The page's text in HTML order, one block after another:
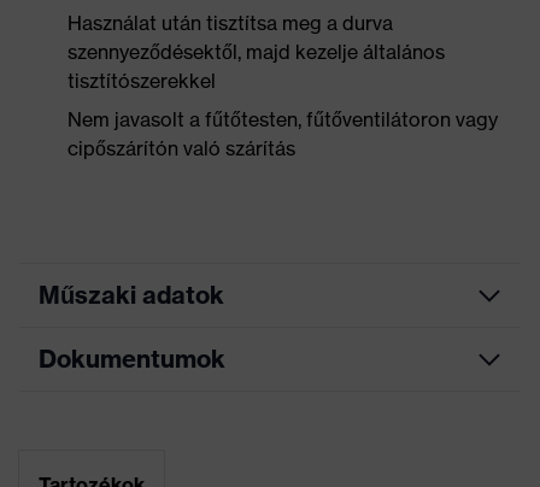
Használat után tisztítsa meg a durva
szennyeződésektől, majd kezelje általános
tisztítószerekkel
Nem javasolt a fűtőtesten, fűtőventilátoron vagy
cipőszárítón való szárítás
Műszaki adatok
Keresőszín
Dokumentumok
Adatlap